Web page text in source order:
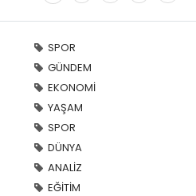
SPOR
GÜNDEM
EKONOMİ
YAŞAM
SPOR
DÜNYA
ANALİZ
EĞİTİM